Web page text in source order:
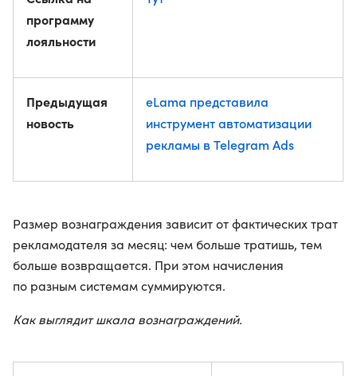
программу
лояльности
Предыдущая
новость
eLama представила
инструмент автоматизации
рекламы в Telegram Ads
Размер вознаграждения зависит от фактических трат
рекламодателя за месяц: чем больше тратишь, тем
больше возвращается. При этом начисления
по разным системам суммируются.
Как выглядит шкала вознаграждений.